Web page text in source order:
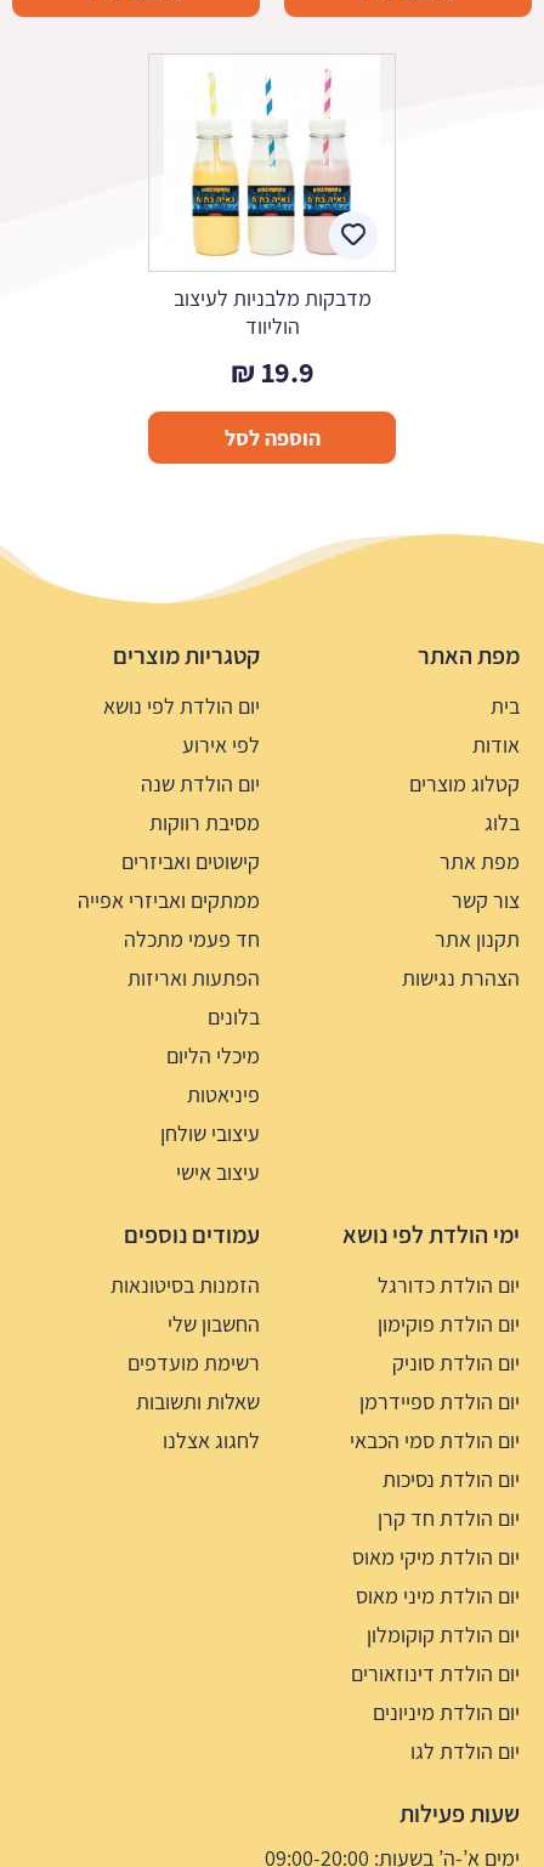
מדבקות מלבניות לעיצוב
הוליווד
19.9
₪
הוספה לסל
מפת האתר
בית
אודות
קטלוג מוצרים
בלוג
מפת אתר
צור קשר
תקנון אתר
הצהרת נגישות
קטגריות מוצרים
יום הולדת לפי נושא
לפי אירוע
יום הולדת שנה
מסיבת רווקות
קישוטים ואביזרים
ממתקים ואביזרי אפייה
חד פעמי מתכלה
הפתעות ואריזות
בלונים
מיכלי הליום
פיניאטות
עיצובי שולחן
עיצוב אישי
ימי הולדת לפי נושא
יום הולדת כדורגל
יום הולדת פוקימון
יום הולדת סוניק
יום הולדת ספיידרמן
יום הולדת סמי הכבאי
יום הולדת נסיכות
יום הולדת חד קרן
יום הולדת מיקי מאוס
יום הולדת מיני מאוס
יום הולדת קוקומלון
יום הולדת דינוזאורים
יום הולדת מיניונים
יום הולדת לגו
עמודים נוספים
הזמנות בסיטונאות
החשבון שלי
רשימת מועדפים
שאלות ותשובות
לחגוג אצלנו
שעות פעילות
ימים א’-ה’ בשעות: 09:00-20:00